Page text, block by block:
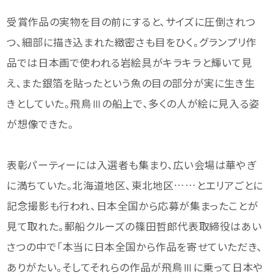
受賞作品の実物を目の前にすると、サイズに圧倒されつ
つ、細部に描き込まれた緻密さも目をひく。グランプリ作
品では日本画で使われる岩絵具がキラキラと輝いて見
え、また銀箔を貼ったという魚の目の部分が実に生き生
きとしていた。飛鳥Ⅲの船上で、多くの人が絵に見入る姿
が想像できた。
表彰パーティーには入選者も集まり、広い会場は華やぎ
に満ちていた。北海道地区、東北地区……とエリアごとに
記念撮影も行われ、日本全国から応募が集まったことが
見て取れた。郵船クルーズの篠田哲郎代表取締役はあい
さつの中で「本当に日本全国から作品を寄せていただき、
ありがたい。そしてそれらの作品が飛鳥Ⅲに乗って日本や